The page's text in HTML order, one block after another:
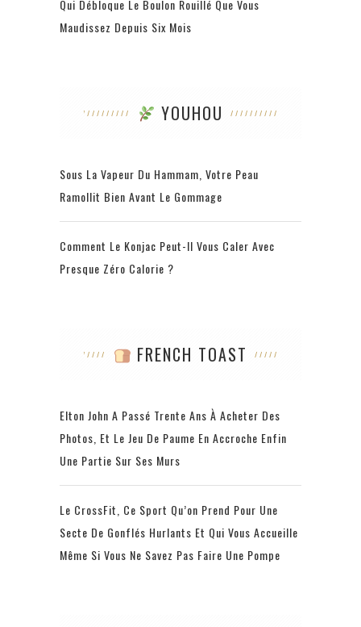
Qui Débloque Le Boulon Rouillé Que Vous
Maudissez Depuis Six Mois
YOUHOU
Sous La Vapeur Du Hammam, Votre Peau
Ramollit Bien Avant Le Gommage
Comment Le Konjac Peut-Il Vous Caler Avec
Presque Zéro Calorie ?
FRENCH TOAST
Elton John A Passé Trente Ans À Acheter Des
Photos, Et Le Jeu De Paume En Accroche Enfin
Une Partie Sur Ses Murs
Le CrossFit, Ce Sport Qu’on Prend Pour Une
Secte De Gonflés Hurlants Et Qui Vous Accueille
Même Si Vous Ne Savez Pas Faire Une Pompe